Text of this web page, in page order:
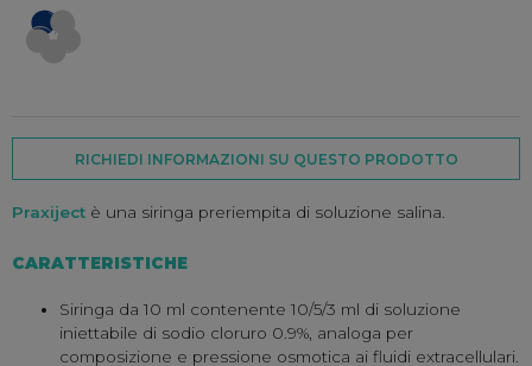
RICHIEDI INFORMAZIONI SU QUESTO PRODOTTO
Praxiject è una siringa preriempita di soluzione salina.
CARATTERISTICHE
Siringa da 10 ml contenente 10/5/3 ml di soluzione
iniettabile di sodio cloruro 0.9%, analoga per
composizione e pressione osmotica ai fluidi extracellulari.